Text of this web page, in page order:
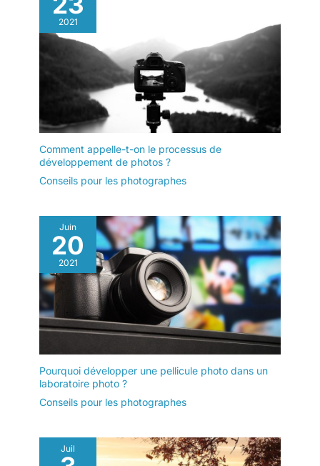
2021
Comment appelle-t-on le processus de
développement de photos ?
Conseils pour les photographes
Juin
20
2021
Pourquoi développer une pellicule photo dans un
laboratoire photo ?
Conseils pour les photographes
Juil